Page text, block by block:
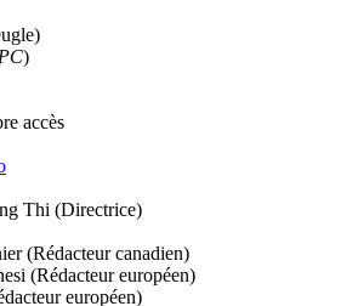
)
accès
Thi (Directrice)
(Rédacteur canadien)
(Rédacteur européen)
européen)